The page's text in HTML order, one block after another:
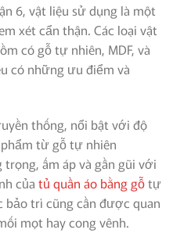
6, vật liệu sử dụng là một
xét cẩn thận. Các loại vật
có gỗ tự nhiên, MDF, và
có những ưu điểm và
thống, nổi bật với độ
từ gỗ tự nhiên
ấm áp và gần gũi với
của tủ quần áo bằng gỗtự
trì cũng cần được quan
mọt hay cong vênh.